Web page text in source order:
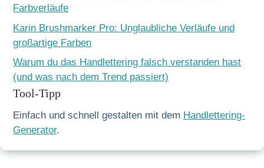
Farbverläufe
Karin Brushmarker Pro: Unglaubliche Verläufe und
großartige Farben
Warum du das Handlettering falsch verstanden hast
(und was nach dem Trend passiert)
Tool-Tipp
Einfach und schnell gestalten mit dem Handlettering-
Generator.